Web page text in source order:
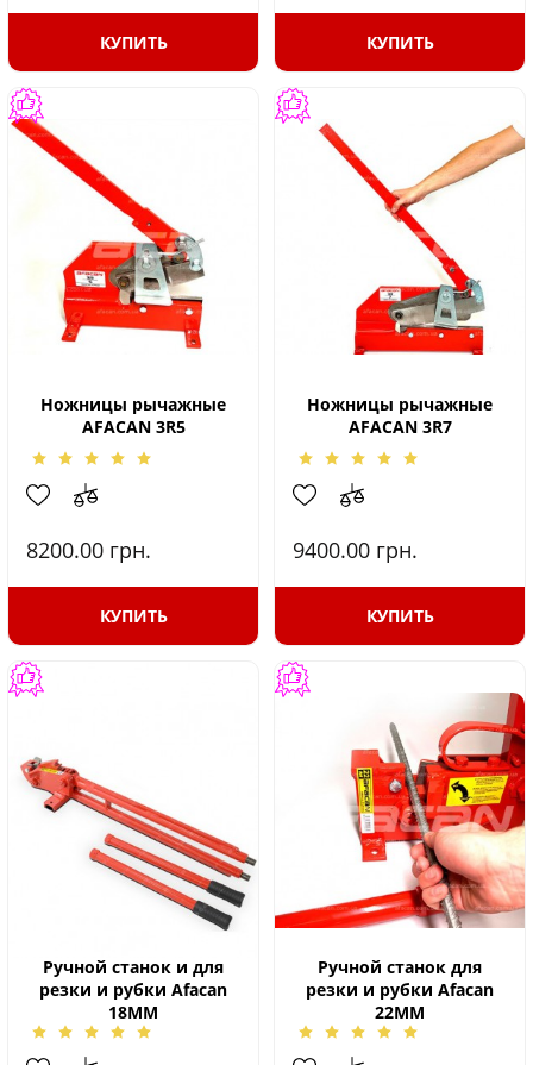
КУПИТЬ КУПИТЬ
Ножницы рычажные
AFACAN 3R5
8200.00 грн.
КУПИТЬ
Ножницы рычажные
AFACAN 3R7
9400.00 грн.
КУПИТЬ
Ручной станок и для
резки и рубки Afacan
18MM
Ручной станок для
резки и рубки Afacan
22MM